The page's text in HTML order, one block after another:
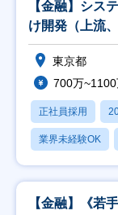
【金融】シス
け開発（上流
東京都
700万
正社員採用
業界未経験OK
【金融】《若